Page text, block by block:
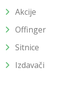
Akcije
Offinger
Sitnice
Izdavači